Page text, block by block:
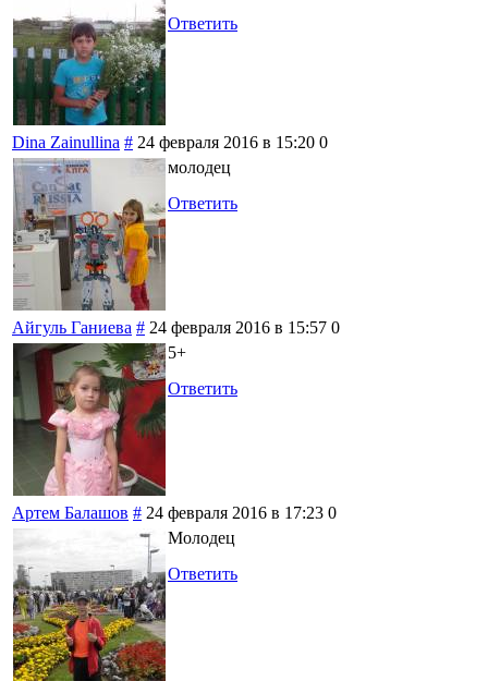
Ответить
Dina Zainullina # 24 февраля 2016 в 15:20 0
молодец
Ответить
Айгуль Ганиева # 24 февраля 2016 в 15:57 0
5+
Ответить
Артем Балашов # 24 февраля 2016 в 17:23 0
Молодец
Ответить